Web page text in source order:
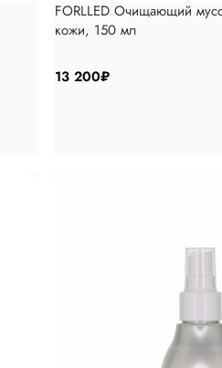
FORLLED Очищающий мусс
кожи, 150 мл
13 200₽